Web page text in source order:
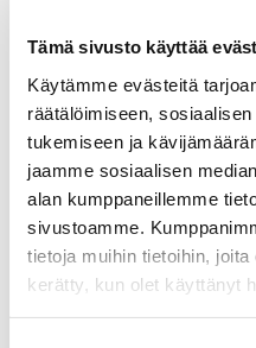
Tämä sivusto käyttää
Käytämme evästeitä
räätälöimiseen,
tukemiseen ja
jaamme sosiaalisen
alan kumppaneillemme
sivustoamme.
tietoja muihin tietoihin,
kerätty, kun olet käyttänyt
Elinkeinoelämän
mukaan yritykset käyttävät
henkilöstön osaamisen
arvio samasta
Kaikista vastaavista
tekemistä panostuksista
summa on vielä arvioita
”Osaava työvoima on